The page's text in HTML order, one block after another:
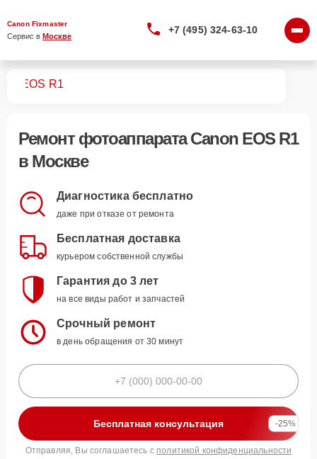
Canon Fixmaster
Сервис в Москве
+7 (495) 324-63-10
EOS R1
Ремонт фотоаппарата Canon EOS R1
в Москве
Диагностика бесплатно
даже при отказе от ремонта
Бесплатная доставка
курьером собственной службы
Гарантия до 3 лет
на все виды работ и запчастей
Срочный ремонт
в день обращения от 30 минут
Бесплатная консультация -25%
Отправляя, Вы соглашаетесь с политикой конфиденциальности